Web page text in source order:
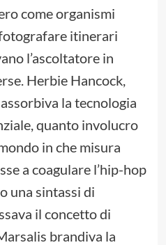
come organismi
itinerari
l’ascoltatore in
Herbie Hancock,
la tecnologia
quanto involucro
in che misura
a coagulare l’hip-hop
una sintassi di
il concetto di
brandiva la